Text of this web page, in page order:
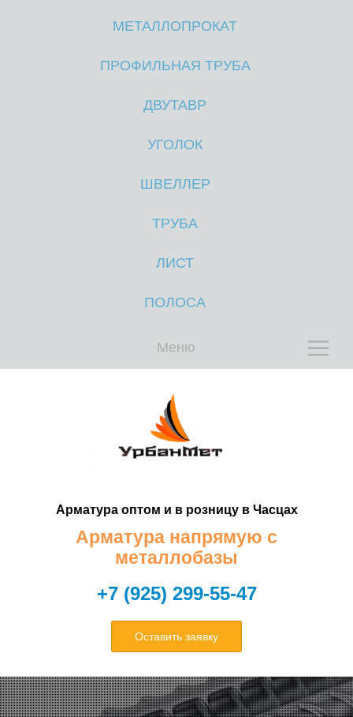
МЕТАЛЛОПРОКАТ
ПРОФИЛЬНАЯ ТРУБА
ДВУТАВР
УГОЛОК
ШВЕЛЛЕР
ТРУБА
ЛИСТ
ПОЛОСА
Меню
М
Е
Т
Арматура оптом и в розницу в Часцах
Арматура напрямую с
металлобазы
+7 (925) 299-55-47
Оставить заявку
М
Е
Т